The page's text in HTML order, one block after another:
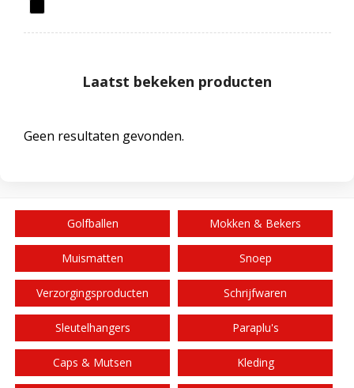
Laatst bekeken producten
Geen resultaten gevonden.
Golfballen Mokken & Bekers
Muismatten Snoep
Verzorgingsproducten Schrijfwaren
Sleutelhangers Paraplu's
Caps & Mutsen Kleding